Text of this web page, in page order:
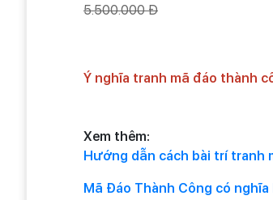
5.500.000 Đ
Ý nghĩa tranh mã đáo thành
Xem thêm:
Hướng dẫn cách bài trí tranh
Mã Đáo Thành Công có nghĩa